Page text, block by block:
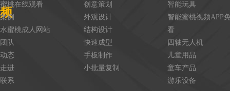
频
蜜桃在线观看
案例
水蜜桃成人网站
团队
动态
走进
联系
创意策划
外观设计
结构设计
快速成型
手板制作
小批量复制
智能玩具
智能蜜桃视频APP
看
四轴无人机
儿童用品
童车产品
游乐设备